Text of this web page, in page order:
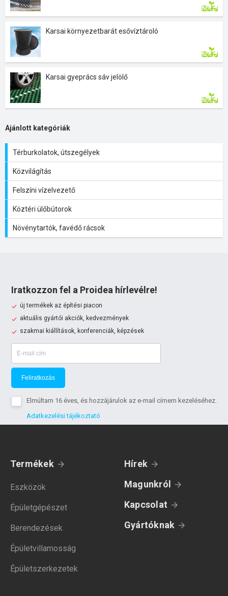
Karsai környezetbarát esővíztároló
Karsai gyeprács sáv jelölő
Ajánlott kategóriák
Térburkolatok, útszegélyek
Közvilágítás
Felszíni vízelvezető
Köztéri ülőbútorok
Növénytartók, favédő rácsok
Iratkozzon fel a Proidea hírlevélre!
új termékek az építési piacon
aktuális gyártói akciók, kedvezmények
szakmai kiállítások, konferenciák, képzések
Feliratkozás
Elmúltam 16 éves, és hozzájárulok az e-mail címem kezeléséhez.
Adatkezelési tájékoztató
Termékek
Eszközök
Épületgépészet
Berendezések
Épületvillamosság
Épületszerkezetek
Hírek
Magunkról
Kapcsolat
Gyártóknak